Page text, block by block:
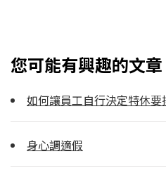
您可能有興趣的文章
如何讓員工自行決定特休
身心調適假